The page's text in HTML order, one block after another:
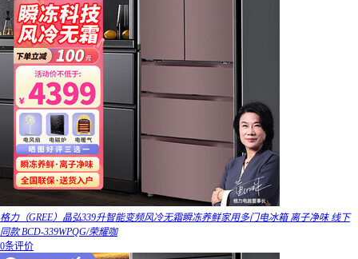
格力（GREE）晶弘339升智能变频风冷无霜瞬冻养鲜家用多门电冰箱 离子净味 线下
同款 BCD-339WPQG/荣耀咖
0条评价